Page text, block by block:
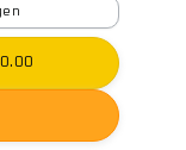
0.00